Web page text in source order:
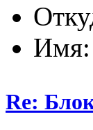
Имя:
Re: